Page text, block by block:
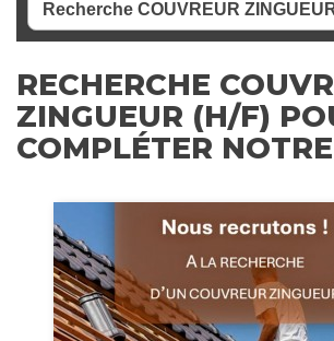
RECHERCHE
ZINGUEUR (H/F)
COMPLÉTER